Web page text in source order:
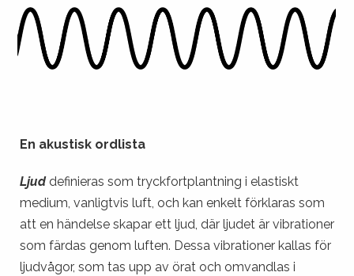
En akustisk ordlista
Ljuddefinieras som tryckfortplantning i elastiskt
medium, vanligtvis luft, och kan enkelt förklaras som
att en händelse skapar ett ljud, där ljudet är vibrationer
som färdas genom luften. Dessa vibrationer kallas för
ljudvågor, som tas upp av örat och omvandlas i